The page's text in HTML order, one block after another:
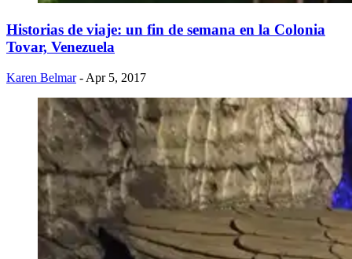
Historias de viaje: un fin de semana en la Colonia
Tovar, Venezuela
Karen Belmar - Apr 5, 2017